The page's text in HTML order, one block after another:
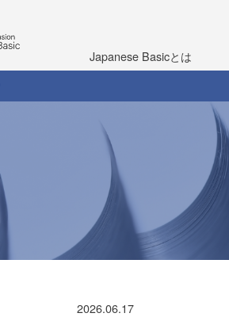
Japanese Basicとは
2026.06.17